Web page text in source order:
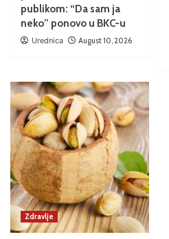
publikom: “Da sam ja
neko” ponovo u BKC-u
Urednica August 10, 2026
Zdravlje